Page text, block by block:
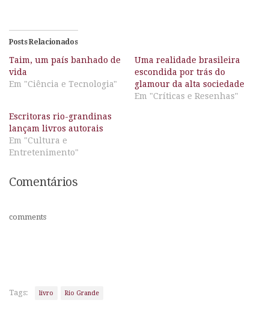
Posts Relacionados
Taim, um país banhado de
vida
Em "Ciência e Tecnologia"
Uma realidade brasileira
escondida por trás do
glamour da alta sociedade
Em "Críticas e Resenhas"
Escritoras rio-grandinas
lançam livros autorais
Em "Cultura e
Entretenimento"
Comentários
comments
Tags: livro Rio Grande